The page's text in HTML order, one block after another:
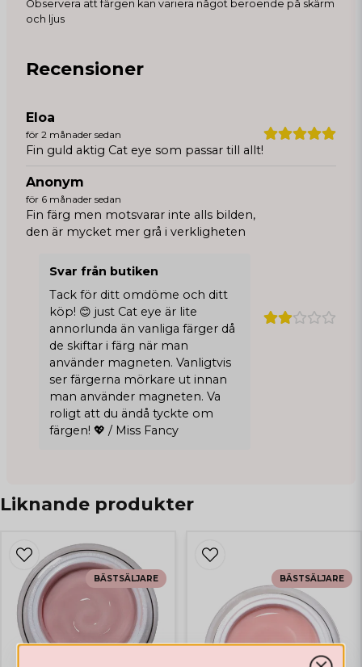
Observera att färgen kan variera något beroende på skärm
och ljus
Recensioner
Eloa
för 2 månader sedan
Fin guld aktig Cat eye som passar till allt!
Anonym
för 6 månader sedan
Fin färg men motsvarar inte alls bilden,
den är mycket mer grå i verkligheten
Svar från butiken
Tack för ditt omdöme och ditt
köp! 😊 just Cat eye är lite
annorlunda än vanliga färger då
de skiftar i färg när man
använder magneten. Vanligtvis
ser färgerna mörkare ut innan
man använder magneten. Va
roligt att du ändå tyckte om
färgen! 💖 / Miss Fancy
för 9 månader sedan
för 1 år sedan
Supernöjd! Upplever andra Cat eye
gellack i butik för glittriga och denna är
mycket mer metallisk/fint glittrig. Ger
"glas nail" effekt och naglarna ser ut
som sammet precis som jag hade
hoppats! Toppen! Färgen upplever jag
Liknande produkter
BÄSTSÄLJARE BÄSTSÄLJARE